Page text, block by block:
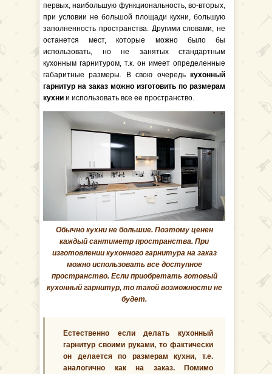
первых, наибольшую функциональность, во-вторых,
при условии не большой площади кухни, большую
заполненность пространства. Другими словами, не
останется мест, которые можно было бы
использовать, но не занятых стандартным
кухонным гарнитуром, т.к. он имеет определенные
габаритные размеры. В свою очередь кухонный
гарнитур на заказ можно изготовить по размерам
кухни и использовать все ее пространство.
Обычно кухни не большие. Поэтому ценен
каждый сантиметр пространства. При
изготовлении кухонного гарнитура на заказ
можно использовать все доступное
пространство. Если приобретать готовый
кухонный гарнитур, то такой возможности не
будет.
Естественно если делать кухонный
гарнитур своими руками, то фактически
он делается по размерам кухни, т.е.
аналогично как на заказ. Помимо